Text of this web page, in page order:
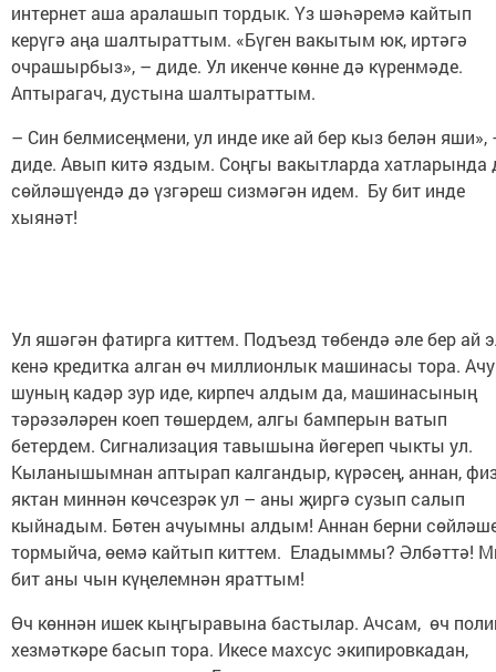
интернет аша аралашып тордык. Үз шәһәремә кайтып
керүгә аңа шалтыраттым. «Бүген вакытым юк, иртәгә
очрашырбыз», – диде. Ул икенче көнне дә күренмәде.
Аптырагач, дустына шалтыраттым.
– Син белмисеңмени, ул инде ике ай бер кыз белән яши»,
диде. Авып китә яздым. Соңгы вакытларда хатларында
сөйләшүендә дә үзгәреш сизмәгән идем. Бу бит инде
хыянәт!
Ул яшәгән фатирга киттем. Подъезд төбендә әле бер ай
кенә кредитка алган өч миллионлык машинасы тора.
шуның кадәр зур иде, кирпеч алдым да, машинасының
тәрәзәләрен коеп төшердем, алгы бамперын ватып
бетердем. Сигнализация тавышына йөгереп чыкты ул.
Кыланышымнан аптырап калгандыр, күрәсең, аннан,
яктан миннән көчсезрәк ул – аны җиргә сузып салып
кыйнадым. Бөтен ачуымны алдым! Аннан берни
тормыйча, өемә кайтып киттем. Еладыммы? Әлбәттә!
бит аны чын күңелемнән яраттым!
Өч көннән ишек кыңгыравына бастылар. Ачсам, өч
хезмәткәре басып тора. Икесе махсус экипировкадан,